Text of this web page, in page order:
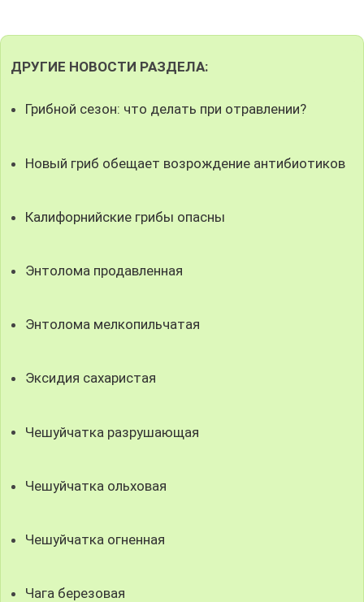
ДРУГИЕ НОВОСТИ РАЗДЕЛА:
Грибной сезон: что делать при отравлении?
Новый гриб обещает возрождение антибиотиков
Калифорнийские грибы опасны
Энтолома продавленная
Энтолома мелкопильчатая
Эксидия сахаристая
Чешуйчатка разрушающая
Чешуйчатка ольховая
Чешуйчатка огненная
Чага березовая